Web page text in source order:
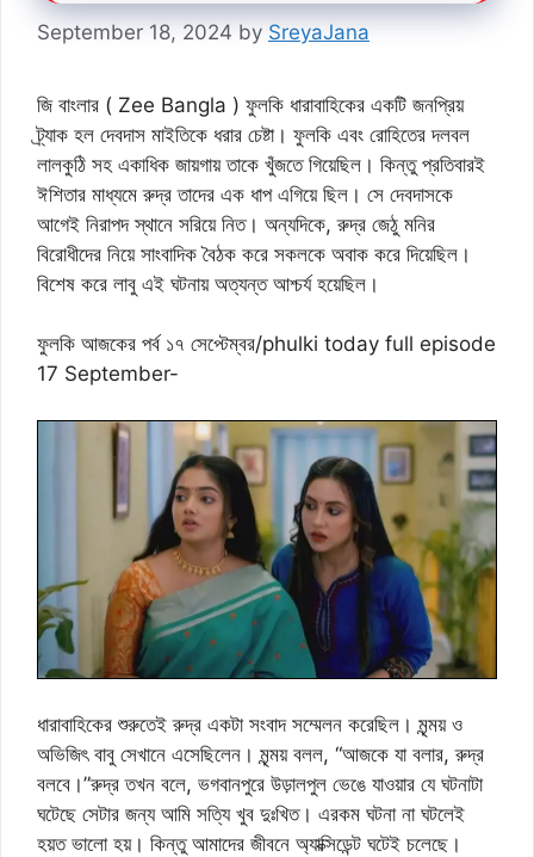
September 18, 2024 by SreyaJana
জি বাংলার ( Zee Bangla ) ফুলকি ধারাবাহিকের একটি জনপ্রিয়
ট্র্যাক হল দেবদাস মাইতিকে ধরার চেষ্টা। ফুলকি এবং রোহিতের দলবল
লালকুঠি সহ একাধিক জায়গায় তাকে খুঁজতে গিয়েছিল। কিন্তু প্রতিবারই
ঈশিতার মাধ্যমে রুদ্র তাদের এক ধাপ এগিয়ে ছিল। সে দেবদাসকে
আগেই নিরাপদ স্থানে সরিয়ে নিত। অন্যদিকে, রুদ্র জেঠু মনির
বিরোধীদের নিয়ে সাংবাদিক বৈঠক করে সকলকে অবাক করে দিয়েছিল।
বিশেষ করে লাবু এই ঘটনায় অত্যন্ত আশ্চর্য হয়েছিল।
ফুলকি আজকের পর্ব ১৭ সেপ্টেম্বর/phulki today full episode
17 September-
ধারাবাহিকের শুরুতেই রুদ্র একটা সংবাদ সম্মেলন করেছিল। মৃন্ময় ও
অভিজিৎ বাবু সেখানে এসেছিলেন। মৃন্ময় বলল, “আজকে যা বলার, রুদ্র
বলবে।”রুদ্র তখন বলে, ভগবানপুরে উড়ালপুল ভেঙে যাওয়ার যে ঘটনাটা
ঘটেছে সেটার জন্য আমি সত্যি খুব দুঃখিত। এরকম ঘটনা না ঘটলেই
হয়ত ভালো হয়। কিন্তু আমাদের জীবনে অ্যাক্সিডেন্ট ঘটেই চলেছে।